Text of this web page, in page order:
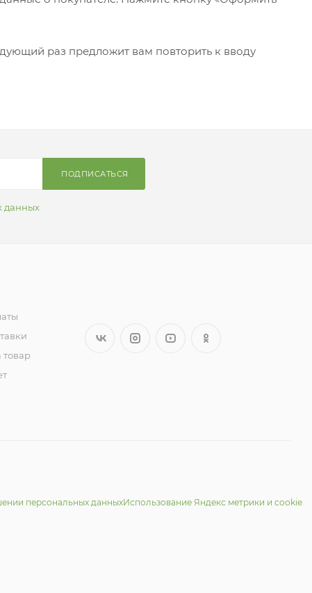
раз предложит вам повторить к вводу
ПОДПИСАТЬСЯ
данных
товар
персональных данныхИспользование Яндекс метрики и cookie